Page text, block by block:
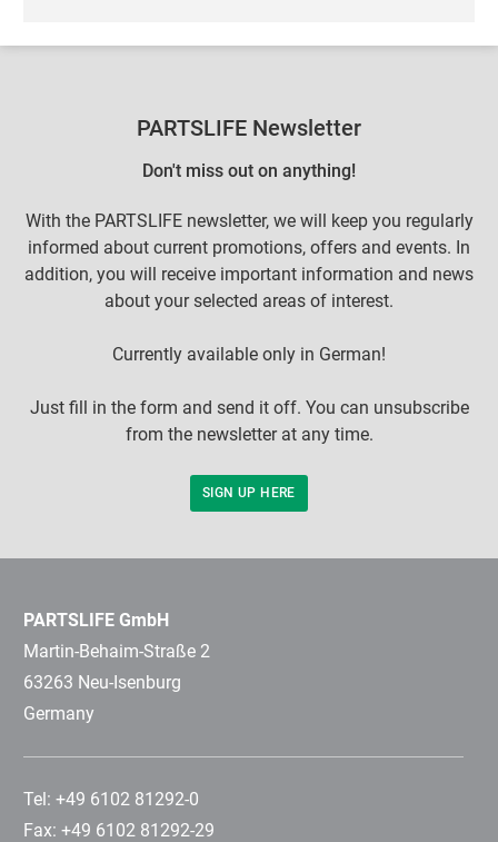
PARTSLIFE Newsletter
Don't miss out on anything!
With the PARTSLIFE newsletter, we will keep you regularly
informed about current promotions, offers and events. In
addition, you will receive important information and news
about your selected areas of interest.
Currently available only in German!
Just fill in the form and send it off. You can unsubscribe
from the newsletter at any time.
SIGN UP HERE
PARTSLIFE GmbH
Martin-Behaim-Straße 2
63263 Neu-Isenburg
Germany
Tel: +49 6102 81292-0
Fax: +49 6102 81292-29